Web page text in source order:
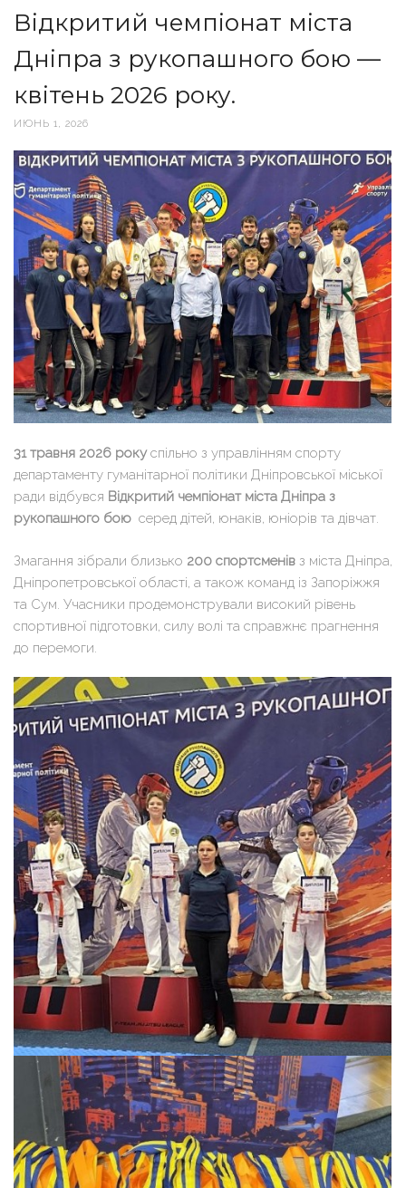
Відкритий чемпіонат міста
Дніпра з рукопашного бою —
квітень 2026 року.
ИЮНЬ 1, 2026
31 травня 2026 рокуспільно з управлінням спорту
департаменту гуманітарної політики Дніпровської міської
ради відбувся Відкритий чемпіонат міста Дніпра з
рукопашного бою серед дітей, юнаків, юніорів та дівчат.
Змагання зібрали близько 200 спортсменів з міста Дніпра,
Дніпропетровської області, а також команд із Запоріжжя
та Сум. Учасники продемонстрували високий рівень
спортивної підготовки, силу волі та справжнє прагнення
до перемоги.